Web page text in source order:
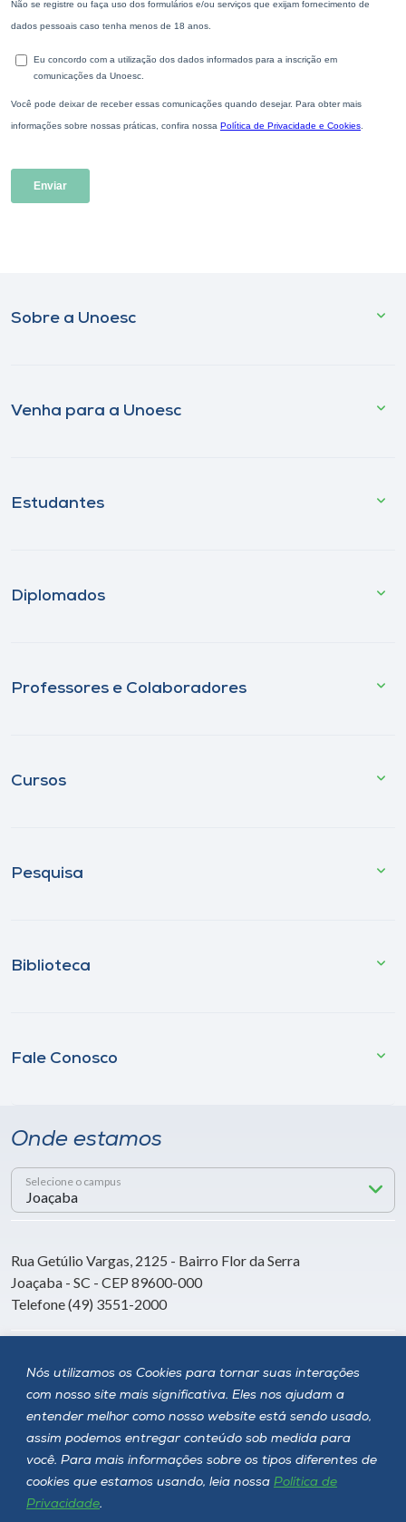
Nós utilizamos os Cookies para tornar suas interações
com nosso site mais significativa. Eles nos ajudam a
entender melhor como nosso website está sendo usado,
assim podemos entregar conteúdo sob medida para
você. Para mais informações sobre os tipos diferentes de
cookies que estamos usando, leia nossa Política de
Privacidade.
Sobre a Unoesc
Venha para a Unoesc
Estudantes
Diplomados
Professores e Colaboradores
Cursos
Pesquisa
Biblioteca
Fale Conosco
Onde estamos
Selecione o campus
Rua Getúlio Vargas, 2125 - Bairro Flor da Serra
Joaçaba - SC - CEP 89600-000
Telefone (49) 3551-2000
Siga a Unoesc